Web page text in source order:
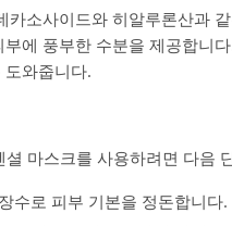
카소사이드와 히알루론산과
에 풍부한 수분을 제공합니
와줍니다.
마스크를 사용하려면 다음
수로 피부 기본을 정돈합니다.